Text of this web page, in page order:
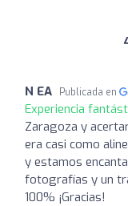
N EA Publicada en
Experiencia
Zaragoza y
era casi como
y estamos
fotografías y un
100% ¡Gracias!